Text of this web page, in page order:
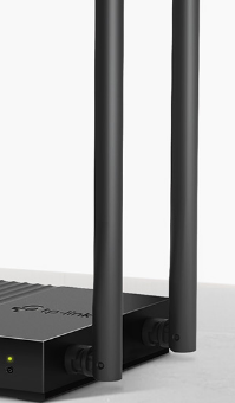
WR820N, стаціонарний
грн
669